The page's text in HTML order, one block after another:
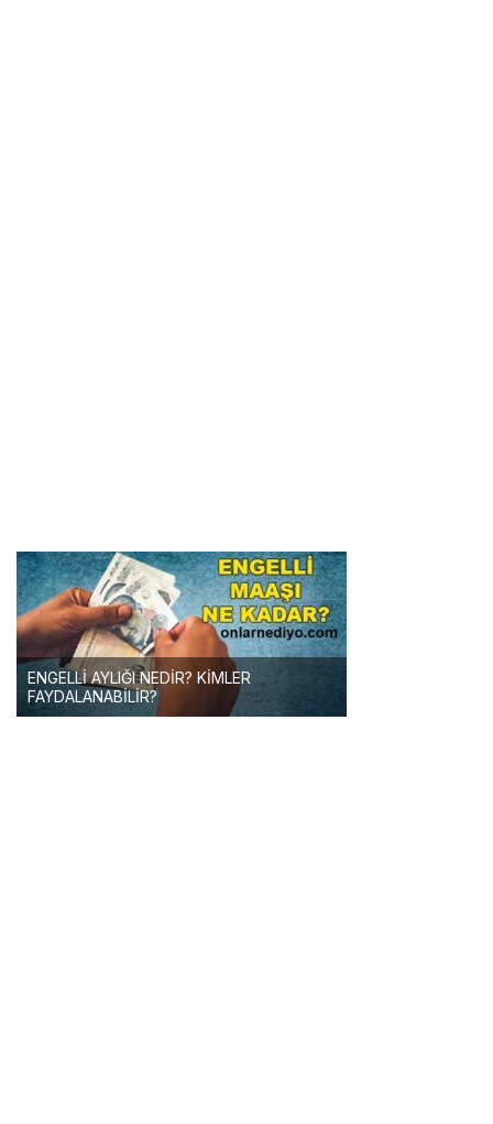
ENGELLİ AYLIĞI NEDİR? KİMLER
FAYDALANABİLİR?